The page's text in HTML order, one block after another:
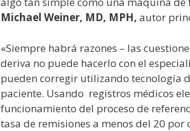
Michael Weiner, MD, MPH, autor
«Siempre habrá razones – las
deriva no puede hacerlo con el
pueden corregir utilizando tecnología
paciente. Usando registros médicos
funcionamiento del proceso de
tasa de remisiones a menos del 20